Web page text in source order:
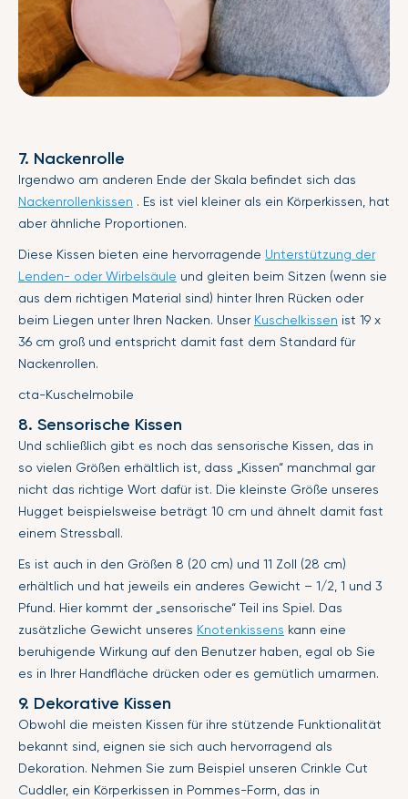
7. Nackenrolle
Irgendwo am anderen Ende der Skala befindet sich das
Nackenrollenkissen . Es ist viel kleiner als ein Körperkissen, hat
aber ähnliche Proportionen.
Diese Kissen bieten eine hervorragende Unterstützung der
Lenden- oder Wirbelsäule und gleiten beim Sitzen (wenn sie
aus dem richtigen Material sind) hinter Ihren Rücken oder
beim Liegen unter Ihren Nacken. Unser Kuschelkissen ist 19 x
36 cm groß und entspricht damit fast dem Standard für
Nackenrollen.
cta-Kuschelmobile
8. Sensorische Kissen
Und schließlich gibt es noch das sensorische Kissen, das in
so vielen Größen erhältlich ist, dass „Kissen“ manchmal gar
nicht das richtige Wort dafür ist. Die kleinste Größe unseres
Hugget beispielsweise beträgt 10 cm und ähnelt damit fast
einem Stressball.
Es ist auch in den Größen 8 (20 cm) und 11 Zoll (28 cm)
erhältlich und hat jeweils ein anderes Gewicht – 1/2, 1 und 3
Pfund. Hier kommt der „sensorische“ Teil ins Spiel. Das
zusätzliche Gewicht unseres Knotenkissens kann eine
beruhigende Wirkung auf den Benutzer haben, egal ob Sie
es in Ihrer Handfläche drücken oder es gemütlich umarmen.
9. Dekorative Kissen
Obwohl die meisten Kissen für ihre stützende Funktionalität
bekannt sind, eignen sie sich auch hervorragend als
Dekoration. Nehmen Sie zum Beispiel unseren Crinkle Cut
Cuddler, ein Körperkissen in Pommes-Form, das in